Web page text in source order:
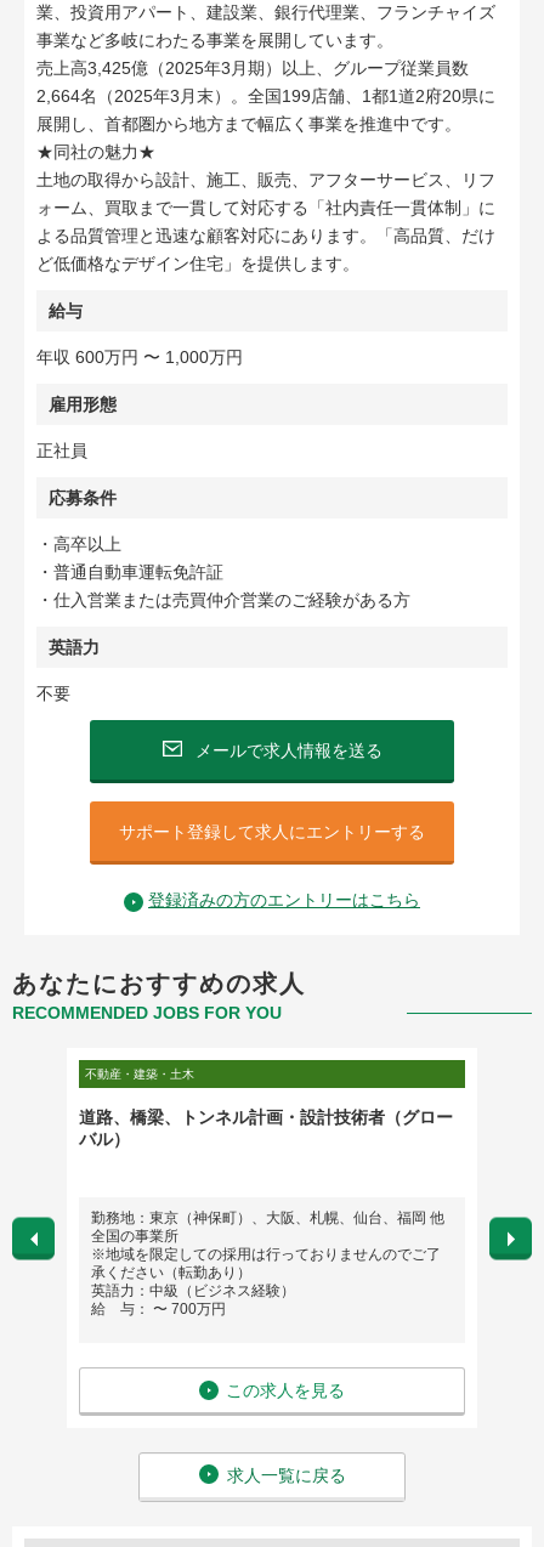
業、投資用アパート、建設業、銀行代理業、フランチャイズ
事業など多岐にわたる事業を展開しています。
売上高3,425億（2025年3月期）以上、グループ従業員数
2,664名（2025年3月末）。全国199店舗、1都1道2府20県に
展開し、首都圏から地方まで幅広く事業を推進中です。
★同社の魅力★
土地の取得から設計、施工、販売、アフターサービス、リフ
ォーム、買取まで一貫して対応する「社内責任一貫体制」に
よる品質管理と迅速な顧客対応にあります。「高品質、だけ
ど低価格なデザイン住宅」を提供します。
給与
年収 600万円 〜 1,000万円
雇用形態
正社員
応募条件
・高卒以上
・普通自動車運転免許証
・仕入営業または売買仲介営業のご経験がある方
英語力
不要
メールで求人情報を送る
サポート登録して求人にエントリーする
登録済みの方のエントリーはこちら
あなたにおすすめの求人
RECOMMENDED JOBS FOR YOU
不動産・建築・土木
道路、橋梁、トンネル計画・設計技術者（グロー
バル）
勤務地：東京（神保町）、大阪、札幌、仙台、福岡 他
全国の事業所
※地域を限定しての採用は行っておりませんのでご了
承ください（転勤あり）
英語力：中級（ビジネス経験）
給 与： 〜 700万円
この求人を見る
勤務
埼玉
県,
求人一覧に戻る